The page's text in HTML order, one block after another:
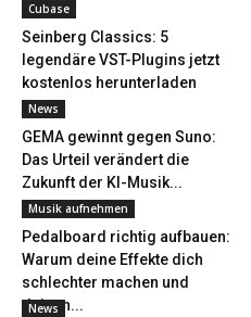
Cubase
Seinberg Classics: 5
legendäre VST-Plugins jetzt
kostenlos herunterladen
News
GEMA gewinnt gegen Suno:
Das Urteil verändert die
Zukunft der KI-Musik...
Musik aufnehmen
Pedalboard richtig aufbauen:
Warum deine Effekte dich
schlechter machen und
deinen...
News